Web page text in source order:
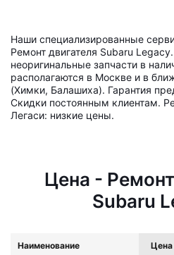
Наши специализированные
Ремонт двигателя Subaru
неоригинальные запчасти в
располагаются в Москве и в
(Химки, Балашиха). Гарантия
Скидки постоянным клиентам.
Легаси: низкие цены.
Цена -
Subaru
Наименование Цена